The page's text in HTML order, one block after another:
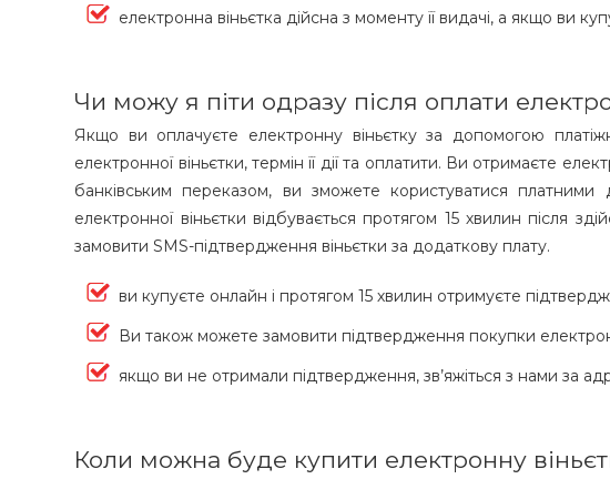
електронна віньєтка дійсна з моменту її видачі, а якщо ви
Чи можу я піти одразу після оплати
Якщо ви оплачуєте електронну віньєтку за допомогою
електронної віньєтки, термін її дії та оплатити. Ви отримаєте
банківським переказом, ви зможете користуватися
електронної віньєтки відбувається протягом 15 хвилин
замовити SMS-підтвердження віньєтки за додаткову плату.
ви купуєте онлайн і протягом 15 хвилин отримуєте
Ви також можете замовити підтвердження покупки
якщо ви не отримали підтвердження, зв’яжіться з нами за
Коли можна буде купити електронну